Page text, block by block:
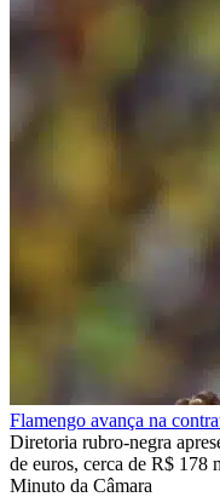
Flamengo avança na
Diretoria rubro-negra
de euros, cerca de R$ 178
Minuto da Câmara